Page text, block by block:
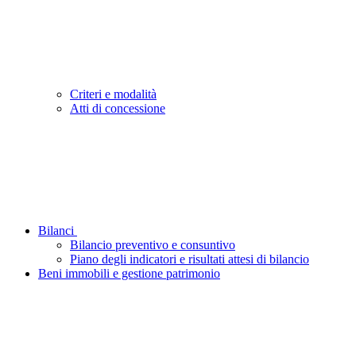
Criteri e modalità
Atti di concessione
Bilanci
Bilancio preventivo e consuntivo
Piano degli indicatori e risultati attesi di bilancio
Beni immobili e gestione patrimonio